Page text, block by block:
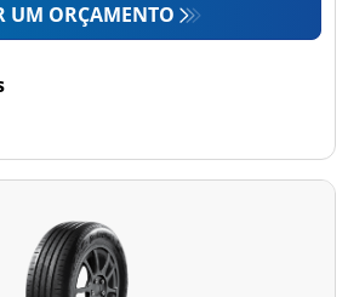
UM ORÇAMENTO